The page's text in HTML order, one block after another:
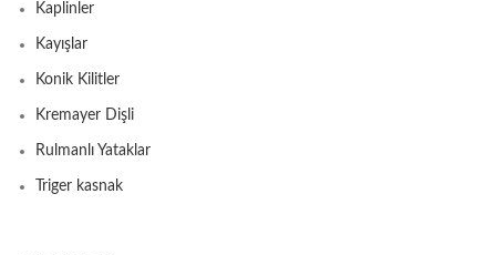
Kaplinler
Kayışlar
Konik Kilitler
Kremayer Dişli
Rulmanlı Yataklar
Triger kasnak